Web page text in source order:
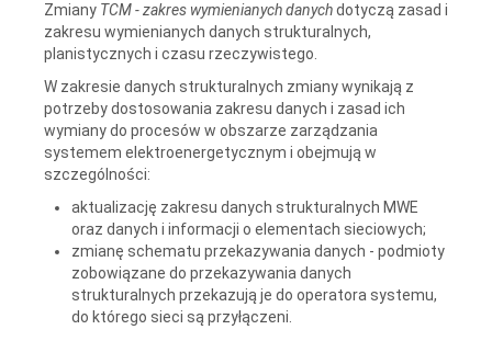
Zmiany TCM - zakres wymienianych danychdotyczą zasad i
zakresu wymienianych danych strukturalnych,
planistycznych i czasu rzeczywistego.
W zakresie danych strukturalnych zmiany wynikają z
potrzeby dostosowania zakresu danych i zasad ich
wymiany do procesów w obszarze zarządzania
systemem elektroenergetycznym i obejmują w
szczególności:
aktualizację zakresu danych strukturalnych MWE
oraz danych i informacji o elementach sieciowych;
zmianę schematu przekazywania danych - podmioty
zobowiązane do przekazywania danych
strukturalnych przekazują je do operatora systemu,
do którego sieci są przyłączeni.